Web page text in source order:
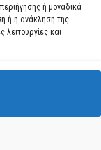
ή μοναδικά
ή η ανάκληση της
λειτουργίες και
βέλτιστη εμπειρία